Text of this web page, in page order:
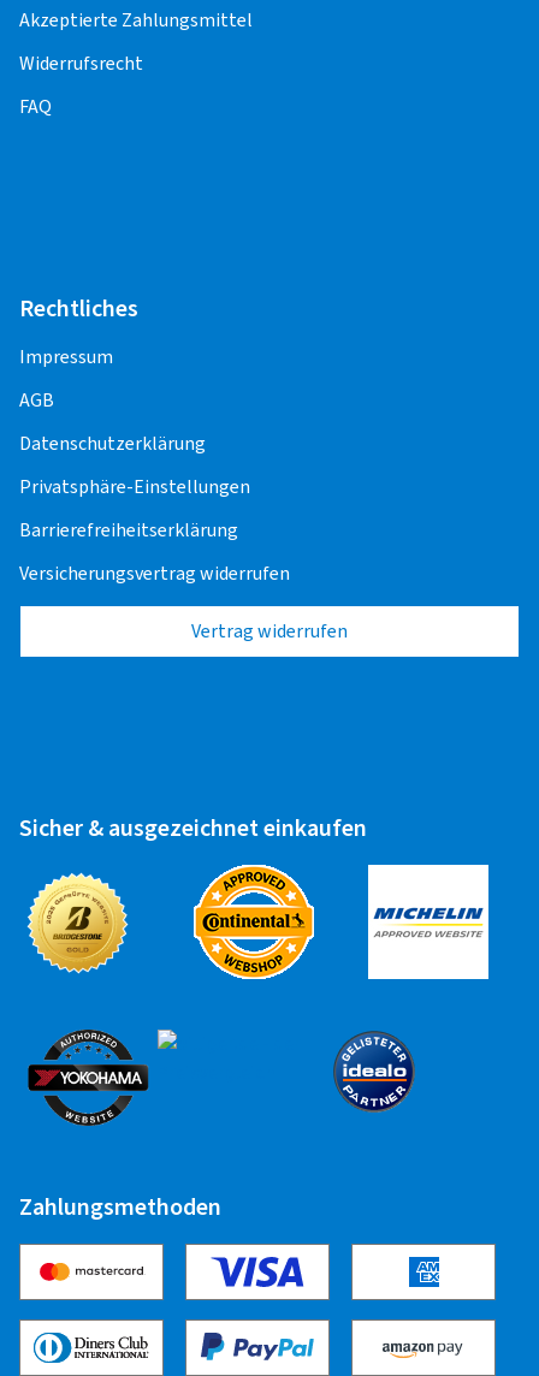
Akzeptierte Zahlungsmittel
Widerrufsrecht
FAQ
Rechtliches
Impressum
AGB
Datenschutzerklärung
Privatsphäre-Einstellungen
Barrierefreiheitserklärung
Versicherungsvertrag widerrufen
Vertrag widerrufen
Sicher & ausgezeichnet einkaufen
Zahlungsmethoden